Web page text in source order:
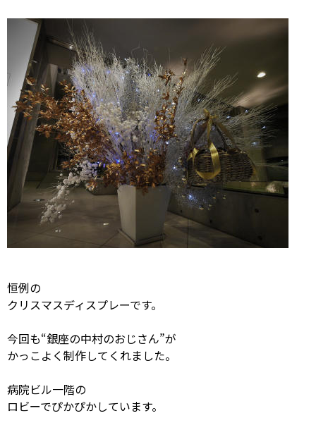
恒例の
クリスマスディスプレーです。
今回も“銀座の中村のおじさん”が
かっこよく制作してくれました。
病院ビル一階の
ロビーでぴかぴかしています。